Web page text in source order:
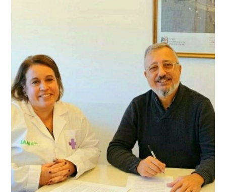
para
realizar
análisis
clínicos
de
laboratorio